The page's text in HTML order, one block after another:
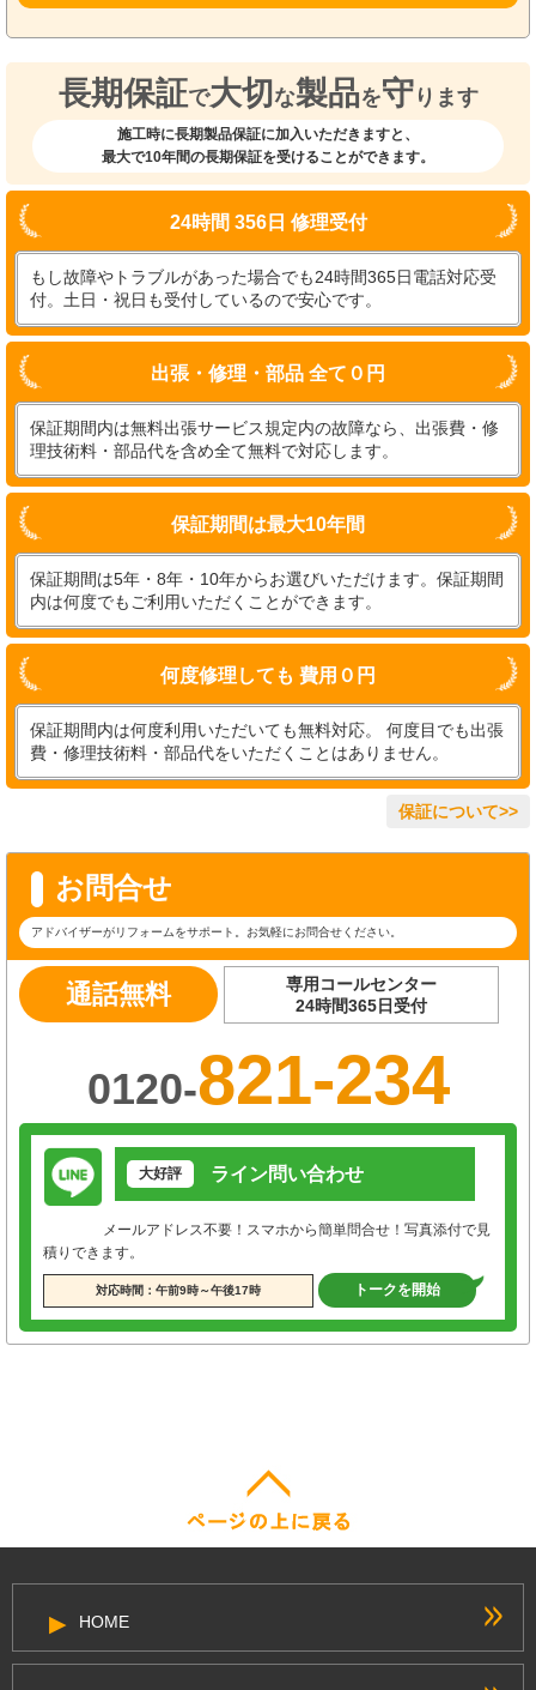
長期保証で大切 な製品を守 ります
施工時に長期製品保証に加入いただきますと、
最大で10年間の長期保証を受けることができます。
24時間 356日 修理受付
もし故障やトラブルがあった場合でも24時間365日電話対応受
付。土日・祝日も受付しているので安心です。
出張・修理・部品 全て０円
保証期間内は無料出張サービス規定内の故障なら、出張費・修
理技術料・部品代を含め全て無料で対応します。
保証期間は最大10年間
保証期間は5年・8年・10年からお選びいただけます。保証期間
内は何度でもご利用いただくことができます。
何度修理しても 費用０円
保証期間内は何度利用いただいても無料対応。 何度目でも出張
費・修理技術料・部品代をいただくことはありません。
保証について>>
お問合せ
アドバイザーがリフォームをサポート。お気軽にお問合せください。
通話無料
専用コールセンター
24時間365日受付
0120-821-234
大好評 ライン問い合わせ
メールアドレス不要！スマホから簡単問合せ！写真添付で見
積りできます。
対応時間：午前9時～午後17時 トークを開始
HOME